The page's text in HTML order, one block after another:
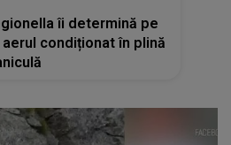
îi determină pe
condiționat în plină